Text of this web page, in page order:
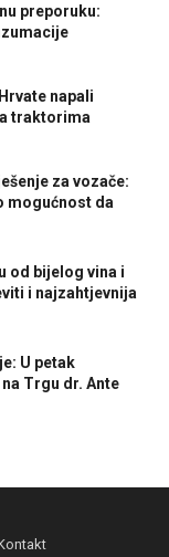
preporuku:
napali
traktorima
za vozače:
mogućnost da
od bijelog vina i
i najzahtjevnija
U petak
Trgu dr. Ante